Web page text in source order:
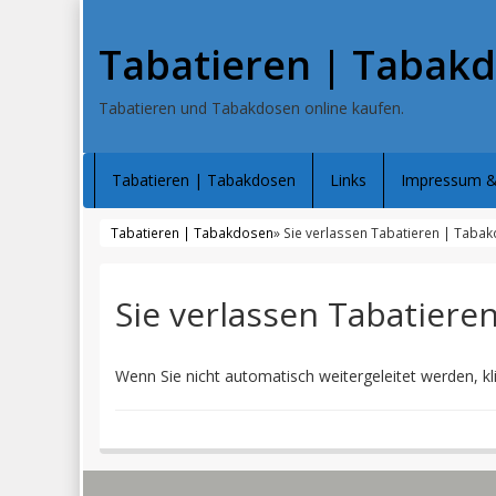
Tabatieren |
Tabatieren und Tabakdosen online kaufen.
Tabatieren | Tabakdosen Links Impressum
Tabatieren | Tabakdosen» Sie verlassen Tabatieren |
Sie verlassen
Wenn Sie nicht automatisch weitergeleitet werden,